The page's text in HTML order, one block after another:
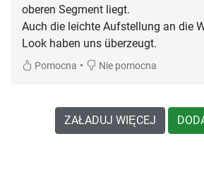
oberen Segment liegt.
Auch die leichte Aufstellung an die
Pomocna • Nie pomocna
ZAŁADUJ WIĘCEJ